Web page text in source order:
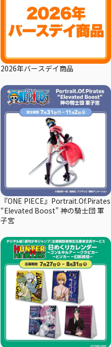
2026年バースデイ商品
『ONE PIECE』Portrait.Of.Pirates
“Elevated Boost” 神の騎士団 軍
子宮